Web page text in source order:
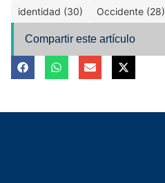
identidad (30)
Occidente (28)
Compartir este artículo